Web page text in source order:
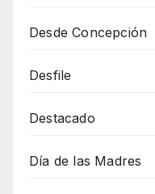
Desde Concepción
Desfile
Destacado
Día de las Madres